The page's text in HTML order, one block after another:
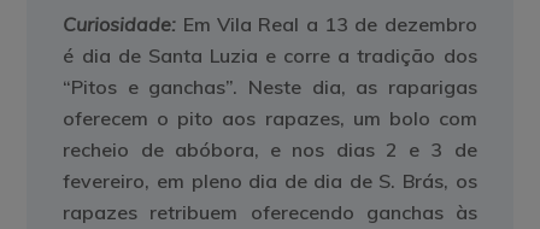
Curiosidade: Em Vila Real a 13 de dezembro
é dia de Santa Luzia e corre a tradição dos
“Pitos e ganchas”. Neste dia, as raparigas
oferecem o pito aos rapazes, um bolo com
recheio de abóbora, e nos dias 2 e 3 de
fevereiro, em pleno dia de dia de S. Brás, os
rapazes retribuem oferecendo ganchas às